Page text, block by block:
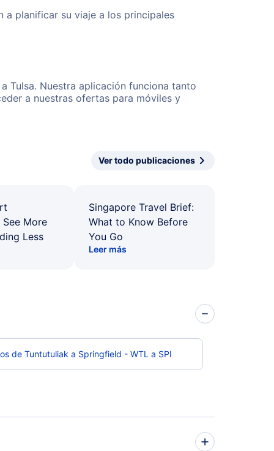
a planificar su viaje a los principales
Tulsa. Nuestra aplicación funciona tanto
a nuestras ofertas para móviles y
Ver todo publicaciones
See More
Less
Singapore Travel Brief:
What to Know Before
You Go
Leer más
de Tuntutuliak a Springfield - WTL a SPI